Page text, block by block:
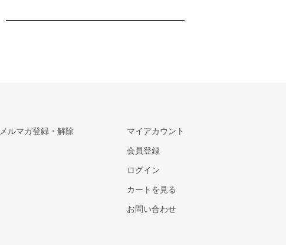
メルマガ登録・解除
マイアカウント
会員登録
ログイン
カートを見る
お問い合わせ